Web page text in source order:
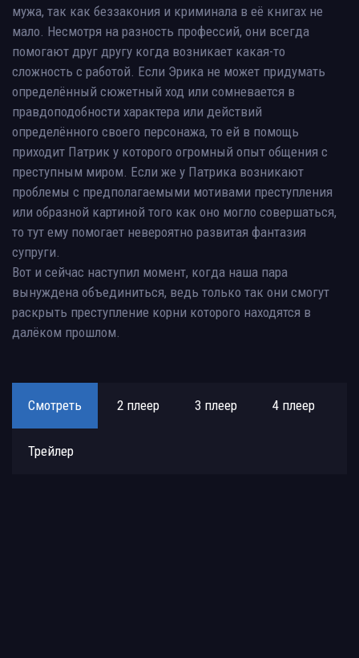
мужа, так как беззакония и криминала в её книгах не
мало. Несмотря на разность профессий, они всегда
помогают друг другу когда возникает какая-то
сложность с работой. Если Эрика не может придумать
определённый сюжетный ход или сомневается в
правдоподобности характера или действий
определённого своего персонажа, то ей в помощь
приходит Патрик у которого огромный опыт общения с
преступным миром. Если же у Патрика возникают
проблемы с предполагаемыми мотивами преступления
или образной картиной того как оно могло совершаться,
то тут ему помогает невероятно развитая фантазия
супруги.
Вот и сейчас наступил момент, когда наша пара
вынуждена объединиться, ведь только так они смогут
раскрыть преступление корни которого находятся в
далёком прошлом.
Смотреть 2 плеер 3 плеер 4 плеер
Трейлер